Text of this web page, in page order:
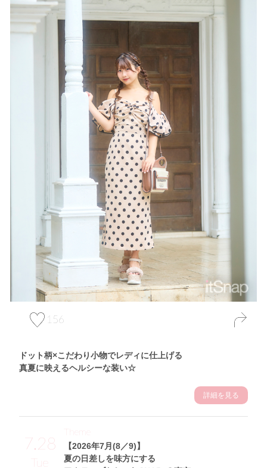
156
ドット柄×こだわり小物でレディに仕上げる
真夏に映えるヘルシーな装い☆
詳細を見る
7.28
Tue
【2026年7月(8／9)】
夏の日差しを味方にする
Theme